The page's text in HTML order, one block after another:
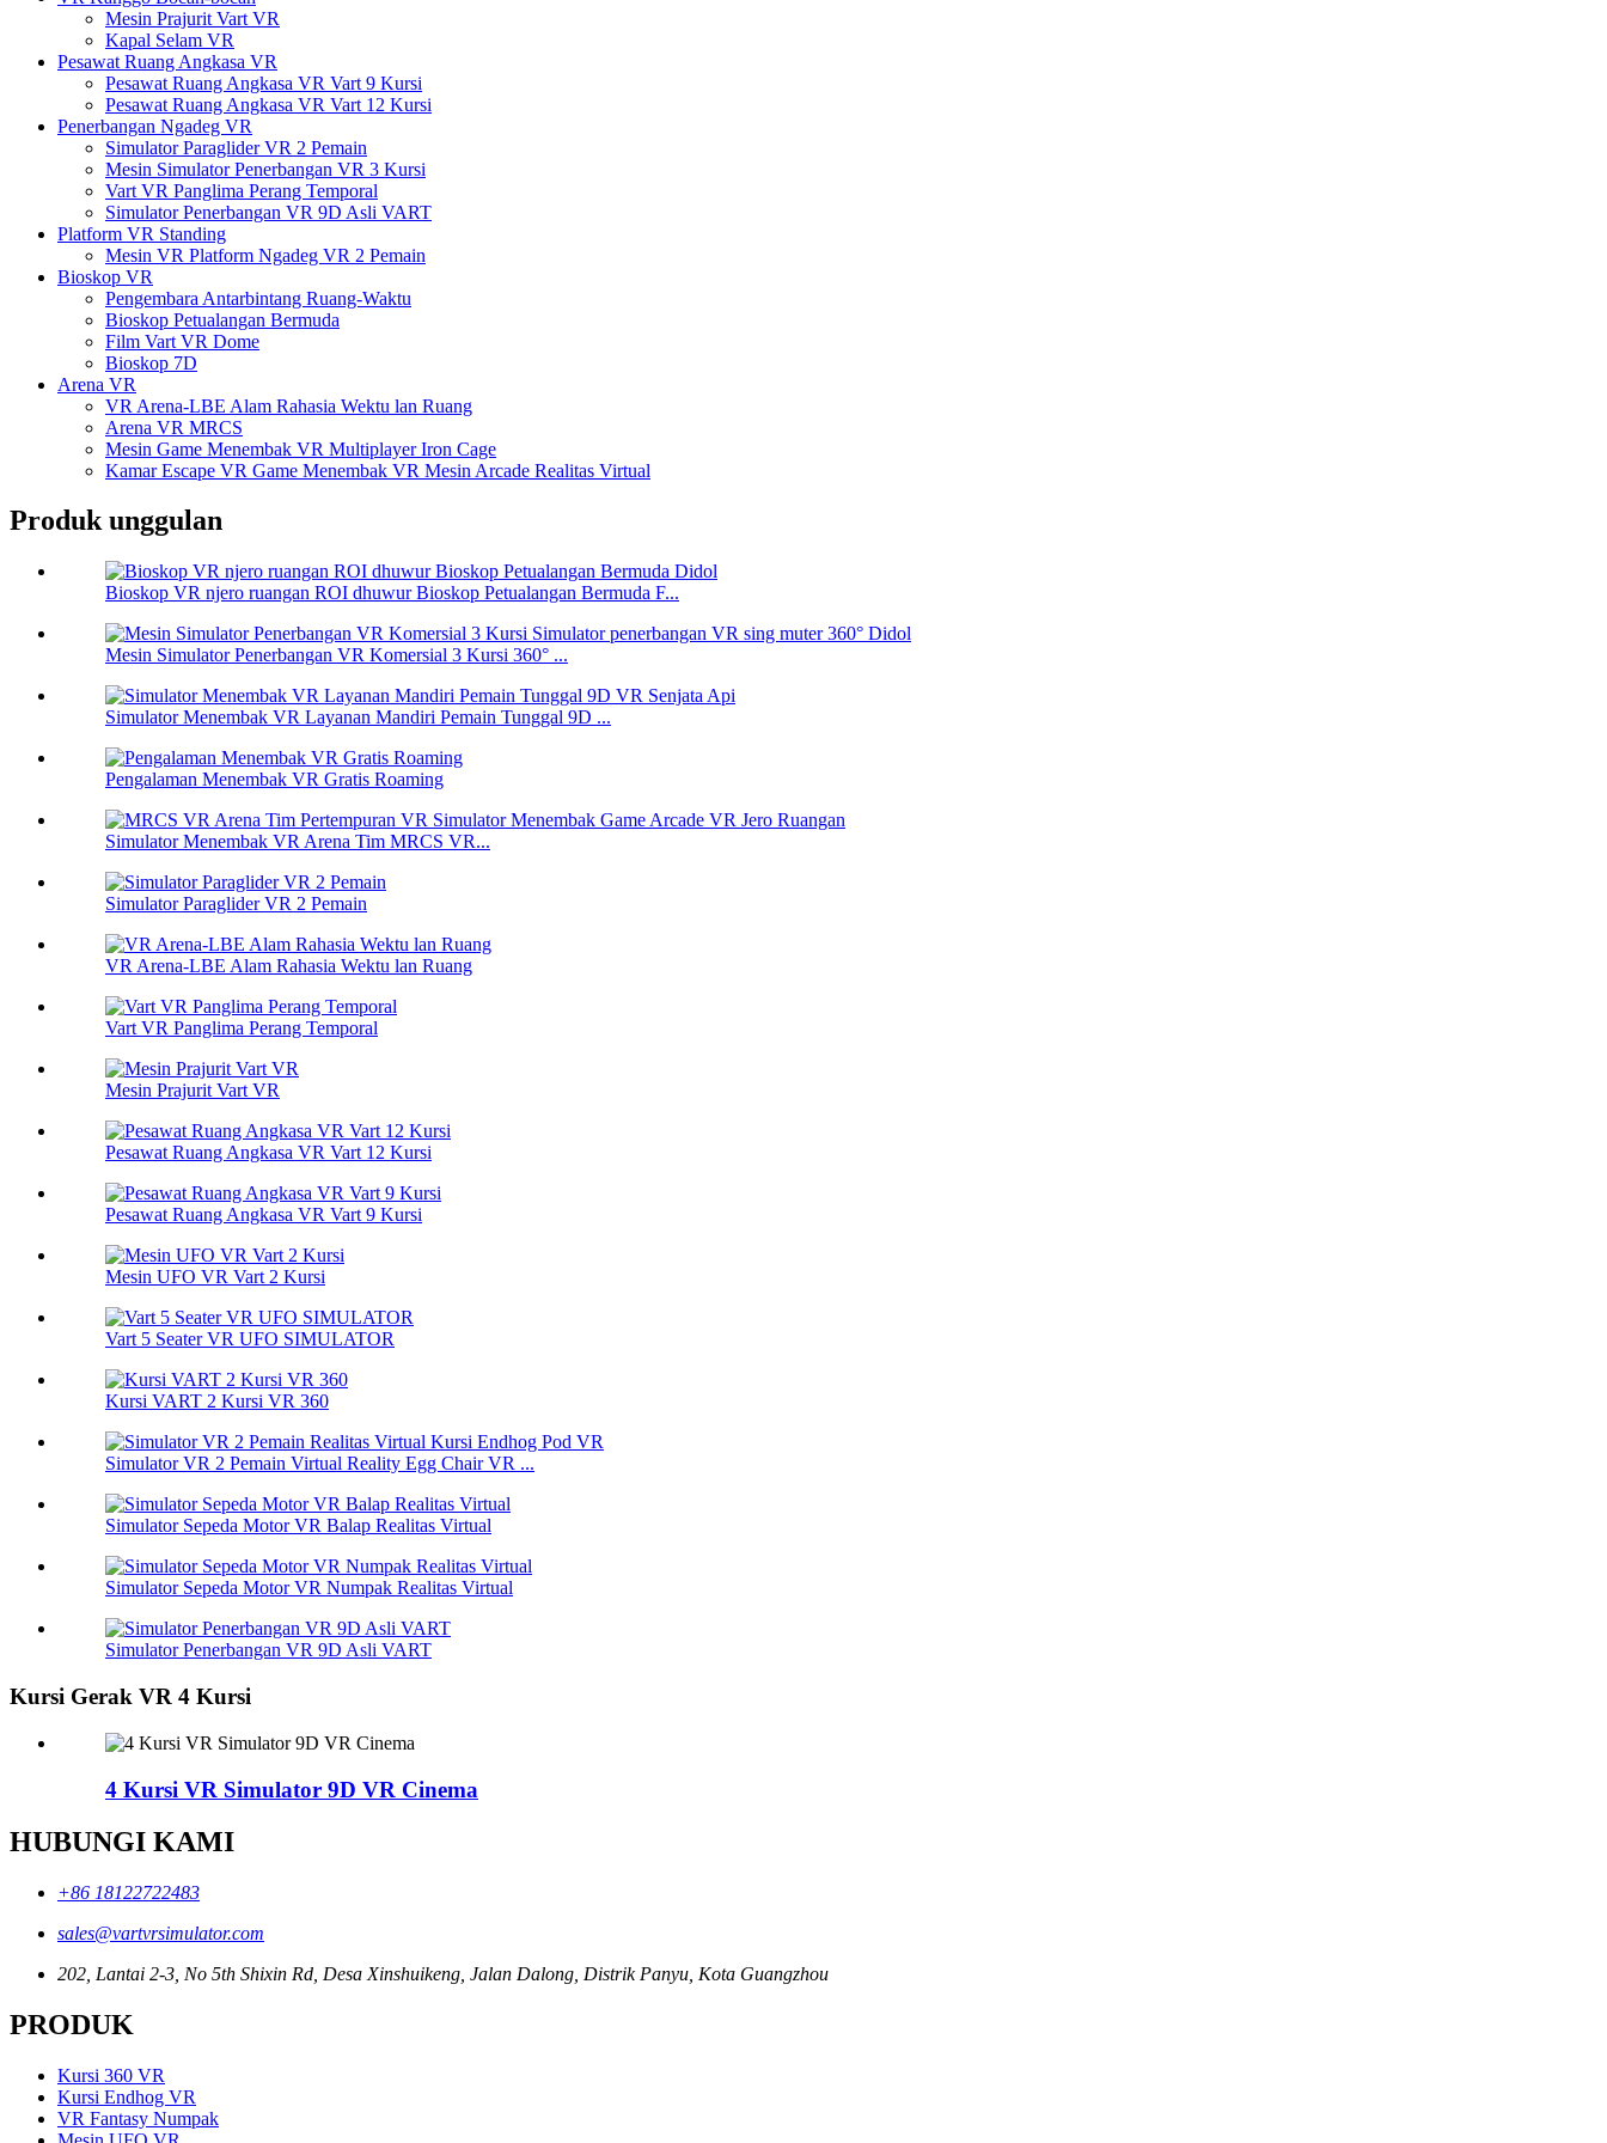
Mesin Prajurit Vart VR
Kapal Selam VR
Pesawat Ruang Angkasa VR
Pesawat Ruang Angkasa VR Vart 9 Kursi
Pesawat Ruang Angkasa VR Vart 12 Kursi
Penerbangan Ngadeg VR
Simulator Paraglider VR 2 Pemain
Mesin Simulator Penerbangan VR 3 Kursi
Vart VR Panglima Perang Temporal
Simulator Penerbangan VR 9D Asli VART
Platform VR Standing
Mesin VR Platform Ngadeg VR 2 Pemain
Bioskop VR
Pengembara Antarbintang Ruang-Waktu
Bioskop Petualangan Bermuda
Film Vart VR Dome
Bioskop 7D
Arena VR
VR Arena-LBE Alam Rahasia Wektu lan Ruang
Arena VR MRCS
Mesin Game Menembak VR Multiplayer Iron Cage
Kamar Escape VR Game Menembak VR Mesin Arcade Realitas Virtual
Produk unggulan
Bioskop VR njero ruangan ROI dhuwur Bioskop Petualangan Bermuda F...
Mesin Simulator Penerbangan VR Komersial 3 Kursi 360° ...
Simulator Menembak VR Layanan Mandiri Pemain Tunggal 9D ...
Pengalaman Menembak VR Gratis Roaming
Simulator Menembak VR Arena Tim MRCS VR...
Simulator Paraglider VR 2 Pemain
VR Arena-LBE Alam Rahasia Wektu lan Ruang
Vart VR Panglima Perang Temporal
Mesin Prajurit Vart VR
Pesawat Ruang Angkasa VR Vart 12 Kursi
Pesawat Ruang Angkasa VR Vart 9 Kursi
Mesin UFO VR Vart 2 Kursi
Vart 5 Seater VR UFO SIMULATOR
Kursi VART 2 Kursi VR 360
Simulator VR 2 Pemain Virtual Reality Egg Chair VR ...
Simulator Sepeda Motor VR Balap Realitas Virtual
Simulator Sepeda Motor VR Numpak Realitas Virtual
Simulator Penerbangan VR 9D Asli VART
Kursi Gerak VR 4 Kursi
4 Kursi VR Simulator 9D VR Cinema
HUBUNGI KAMI
+86 18122722483
sales@vartvrsimulator.com
202, Lantai 2-3, No 5th Shixin Rd, Desa Xinshuikeng, Jalan Dalong, Distrik Panyu, Kota Guangzhou
PRODUK
Kursi 360 VR
Kursi Endhog VR
VR Fantasy Numpak